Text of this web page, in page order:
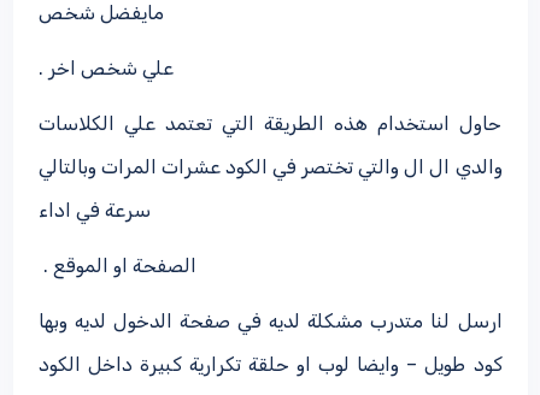
مايفضل شخص
علي شخص اخر .
حاول استخدام هذه الطريقة التي تعتمد علي الكلاسات
والدي ال ال والتي تختصر في الكود عشرات المرات وبالتالي
سرعة في اداء
الصفحة او الموقع .
ارسل لنا متدرب مشكلة لديه في صفحة الدخول لديه وبها
كود طويل – وايضا لوب او حلقة تكرارية كبيرة داخل الكود